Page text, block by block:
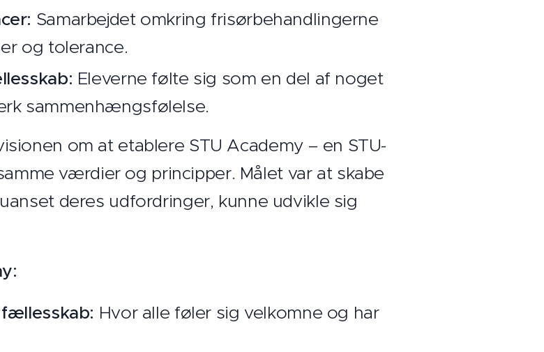
Samarbejdet omkring frisørbehandlingerne
og tolerance.
Eleverne følte sig som en del af noget
sammenhængsfølelse.
om at etablere STU Academy – en STU-
værdier og principper. Målet var at skabe
deres udfordringer, kunne udvikle sig
Hvor alle føler sig velkomne og har